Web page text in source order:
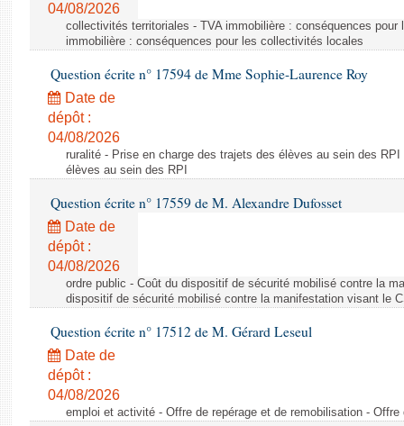
04/08/2026
collectivités territoriales - TVA immobilière : conséquences
immobilière : conséquences pour les collectivités locales
Question écrite n° 17594 de Mme Sophie-Laurence Roy
Date de
dépôt :
04/08/2026
ruralité - Prise en charge des trajets des élèves au sein des
élèves au sein des RPI
Question écrite n° 17559 de M. Alexandre Dufosset
Date de
dépôt :
04/08/2026
ordre public - Coût du dispositif de sécurité mobilisé contre la
dispositif de sécurité mobilisé contre la manifestation visant le
Question écrite n° 17512 de M. Gérard Leseul
Date de
dépôt :
04/08/2026
emploi et activité - Offre de repérage et de remobilisation -